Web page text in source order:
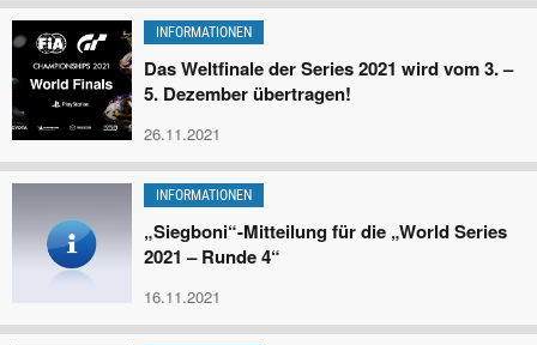
INFORMATIONEN
Das Weltfinale der Series 2021 wird vom 3. –
5. Dezember übertragen!
26.11.2021
INFORMATIONEN
„Siegboni“-Mitteilung für die „World Series
2021 – Runde 4“
16.11.2021